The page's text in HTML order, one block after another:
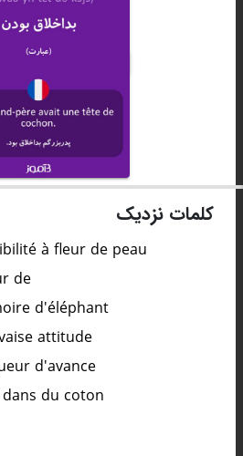
کلمات نزدیک
à fleur de peau
de
d'éléphant
attitude
d'avance
du coton